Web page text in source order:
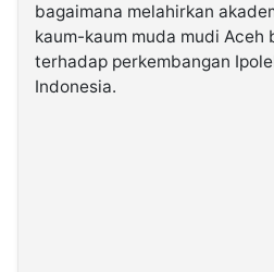
bagaimana melahirkan
kaum-kaum muda mudi Aceh
terhadap perkembangan
Indonesia.